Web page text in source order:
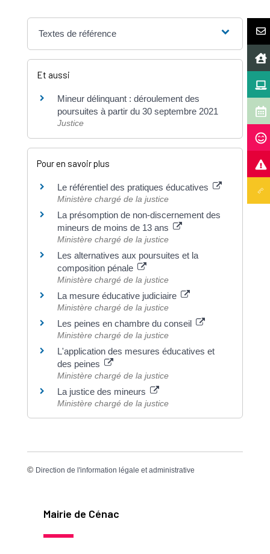
Textes de référence
Et aussi
Mineur délinquant : déroulement des
poursuites à partir du 30 septembre 2021
Justice
Pour en savoir plus
Le référentiel des pratiques éducatives
Ministère chargé de la justice
La présomption de non-discernement des
mineurs de moins de 13 ans
Ministère chargé de la justice
Les alternatives aux poursuites et la
composition pénale
Ministère chargé de la justice
La mesure éducative judiciaire
Ministère chargé de la justice
Les peines en chambre du conseil
Ministère chargé de la justice
L'application des mesures éducatives et
des peines
Ministère chargé de la justice
La justice des mineurs
Ministère chargé de la justice
© Direction de l'information légale et administrative
Mairie de Cénac